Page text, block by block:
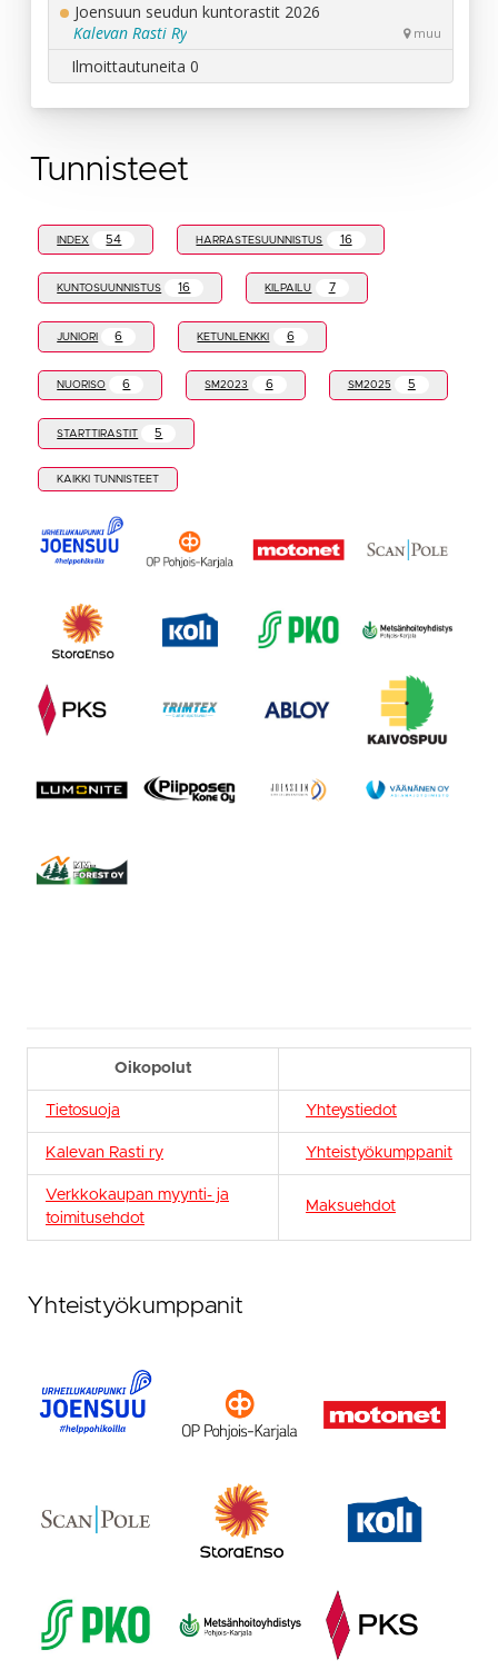
Tunnisteet
INDEX 54 HARRASTESUUNNISTUS 16
KUNTOSUUNNISTUS 16 KILPAILU 7
JUNIORI 6 KETUNLENKKI 6
NUORISO 6 SM2023 6 SM2025 5
STARTTIRASTIT 5
KAIKKI TUNNISTEET
Oikopolut
Tietosuoja Yhteystiedot
Kalevan Rasti ry Yhteistyökumppanit
Verkkokaupan myynti- ja
toimitusehdot
Maksuehdot
Yhteistyökumppanit